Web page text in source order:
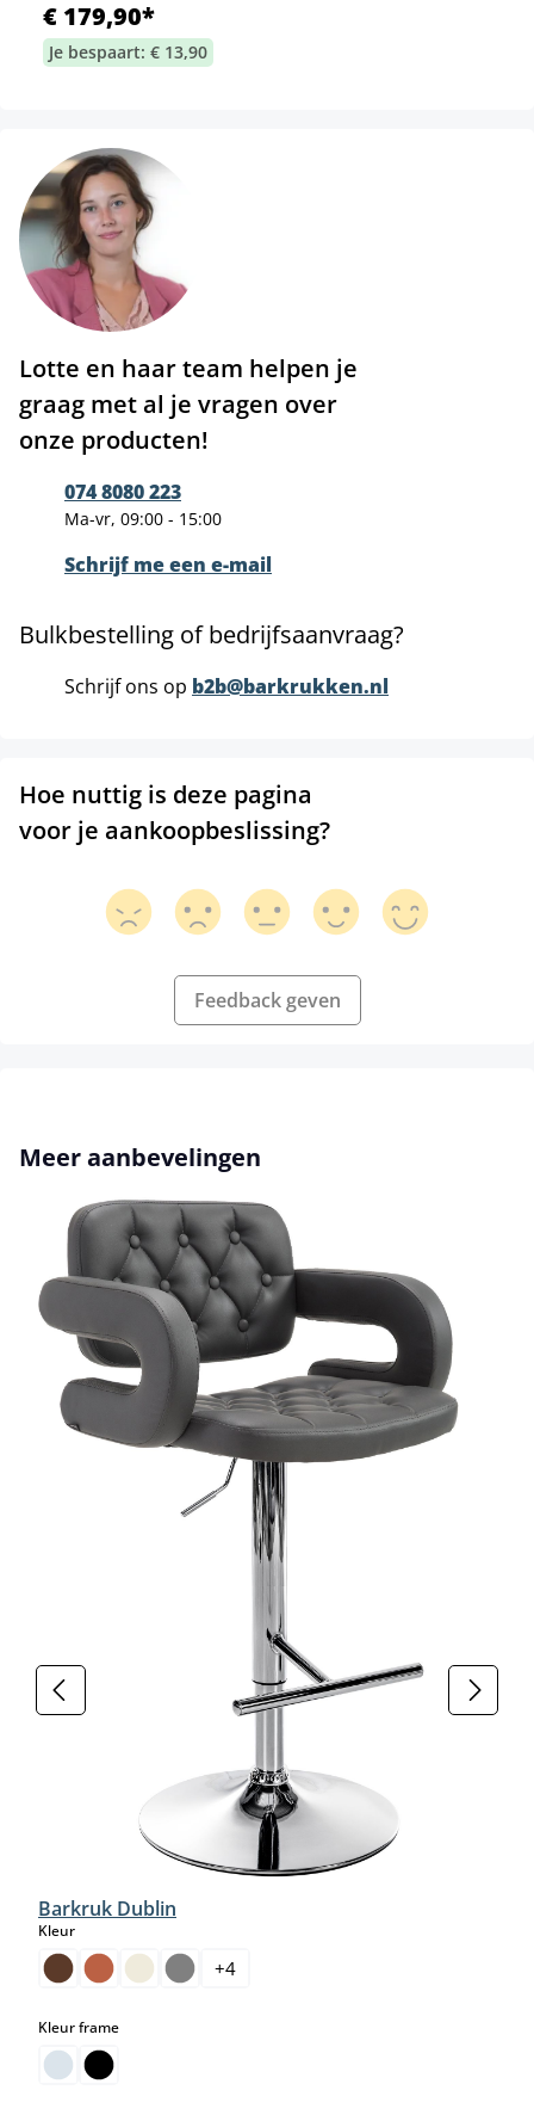
€ 179,90*
Je bespaart: € 13,90
Lotte en haar team helpen je
graag met al je vragen over
onze producten!
074 8080 223
Ma-vr, 09:00 - 15:00
Schrijf me een e-mail
Bulkbestelling of bedrijfsaanvraag?
Schrijf ons op b2b@barkrukken.nl
Hoe nuttig is deze pagina
voor je aankoopbeslissing?
Feedback geven
Productgalerij overslaan
Meer aanbevelingen
Barkruk Dublin
Kleurselect
+4
Kleur frameselect